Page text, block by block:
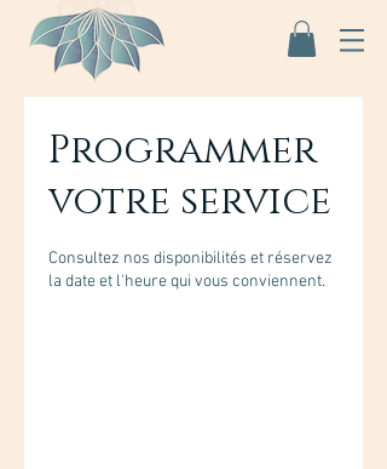
Programmer
votre service
Consultez nos disponibilités et réservez
la date et l'heure qui vous conviennent.